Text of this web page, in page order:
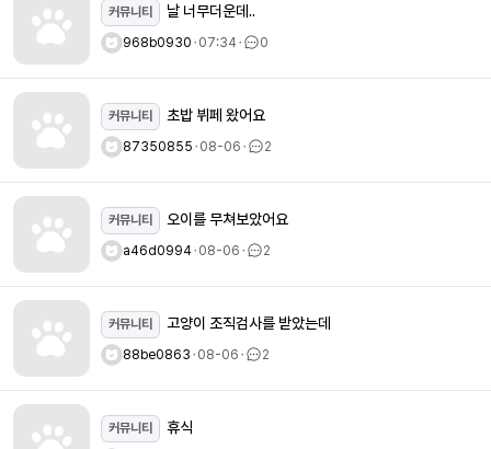
커뮤니티 날 너무더운데..
968b0930ㆍ07:34ㆍ 0
커뮤니티 초밥 뷔페 왔어요
87350855ㆍ08-06ㆍ 2
커뮤니티 오이를 무쳐보았어요
a46d0994ㆍ08-06ㆍ 2
커뮤니티 고양이 조직검사를 받았는데
88be0863ㆍ08-06ㆍ 2
커뮤니티 휴식